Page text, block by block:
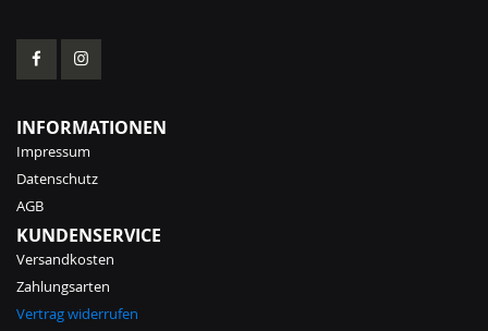
INFORMATIONEN
Impressum
Datenschutz
AGB
KUNDENSERVICE
Versandkosten
Zahlungsarten
Vertrag widerrufen